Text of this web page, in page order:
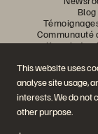
This website uses
analyse site usage,
interests. We do not
other purpose.
Blog
Communauté
Knowledge
Suivez-